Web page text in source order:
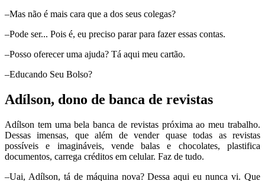
–Mas não é mais cara que a dos seus colegas?
–Pode ser... Pois é, eu preciso parar para fazer essas contas.
–Posso oferecer uma ajuda? Tá aqui meu cartão.
–Educando Seu Bolso?
Adílson, dono de banca de revistas
Adílson tem uma bela banca de revistas próxima ao meu trabalho.
Dessas imensas, que além de vender quase todas as revistas
possíveis e imagináveis, vende balas e chocolates, plastifica
documentos, carrega créditos em celular. Faz de tudo.
–Uai, Adílson, tá de máquina nova? Dessa aqui eu nunca vi. Que